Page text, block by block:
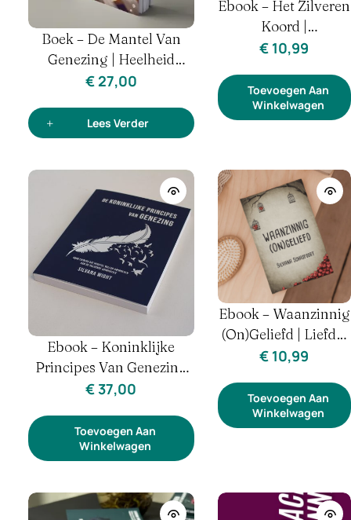
Boek – De Mantel Van
Genezing | Heelheid
Tussen Zorg & Geloof
€27,00
Lees Verder
Ebook – Het Zilveren
Koord |
Verbondenheid &
€ 10,99
Toevoegen Aan
Winkelwagen
Ebook – Koninklijke
Principes Van Genezing
(1ste Druk) | Geloof,
Wetten
€37,00
Toevoegen Aan
Winkelwagen
Ebook – Waanzinnig
(on)geliefd | Liefde,
Trauma & Heling
€ 10,99
Toevoegen Aan
Winkelwagen